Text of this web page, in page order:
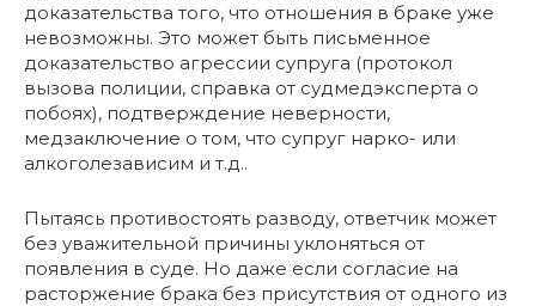
доказательства того, что отношения в браке уже
невозможны. Это может быть письменное
доказательство агрессии супруга (протокол
вызова полиции, справка от судмедэксперта о
побоях), подтверждение неверности,
медзаключение о том, что супруг нарко- или
алкоголезависим и т.д..
Пытаясь противостоять разводу, ответчик может
без уважительной причины уклоняться от
появления в суде. Но даже если согласие на
расторжение брака без присутствия от одного из